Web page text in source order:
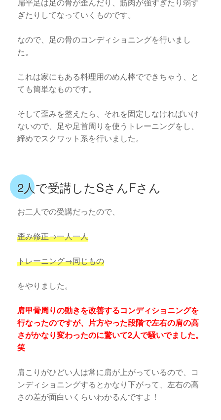
ぎたりしてなっていくものです。
なので、足の骨のコンディショニングを行いまし
た。
これは家にもある料理用のめん棒でできちゃう、と
ても簡単なものです。
そして歪みを整えたら、それを固定しなければいけ
ないので、足や足首周りを使うトレーニングをし、
締めでスクワット系を行いました。
2人で受講したSさんFさん
お二人での受講だったので、
歪み修正→一人一人
トレーニング→同じもの
をやりました。
肩甲骨周りの動きを改善するコンディショニングを
行なったのですが、片方やった段階で左右の肩の高
さがかなり変わったのに驚いて2人で騒いでました。
笑
肩こりがひどい人は常に肩が上がっているので、コ
ンディショニングするとかなり下がって、左右の高
さの差が面白いくらいわかるんですよ！